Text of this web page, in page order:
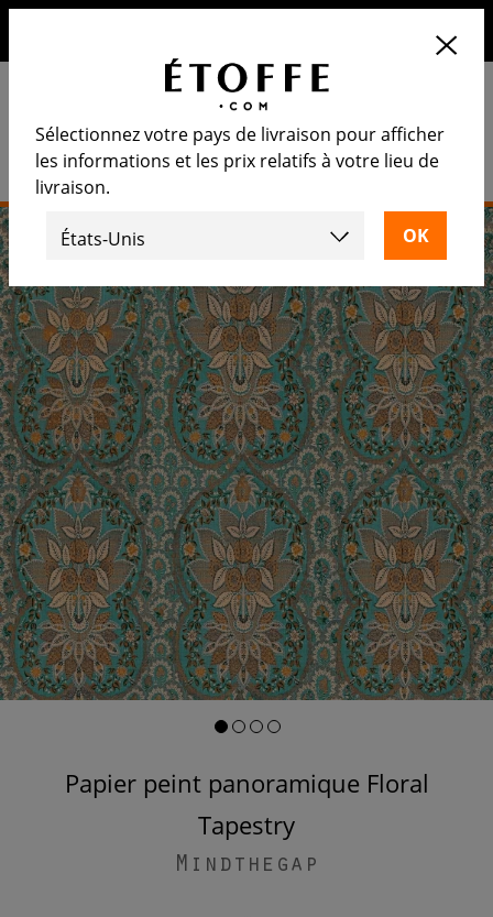
Papier peint panoramique Floral
Tapestry
Mindthegap
Sélectionnez votre pays de livraison pour afficher
les informations et les prix relatifs à votre lieu de
livraison.